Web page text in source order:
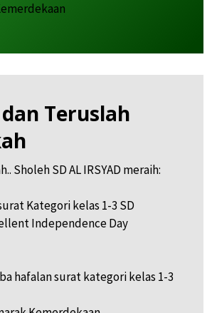
Teruslah
Sholeh SD AL IRSYAD meraih:
Kategori kelas 1-3 SD
Independence Day
hafalan surat kategori kelas 1-3